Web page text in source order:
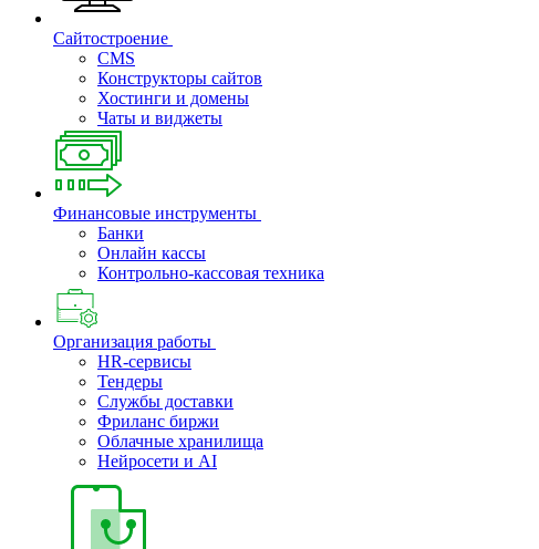
Сайтостроение
CMS
Конструкторы сайтов
Хостинги и домены
Чаты и виджеты
Финансовые инструменты
Банки
Онлайн кассы
Контрольно-кассовая техника
Организация работы
HR-сервисы
Тендеры
Службы доставки
Фриланс биржи
Облачные хранилища
Нейросети и AI